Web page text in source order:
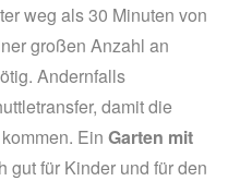
weg als 30 Minuten von
großen Anzahl an
Andernfalls
damit die
Ein Garten mit
gut für Kinder und für den